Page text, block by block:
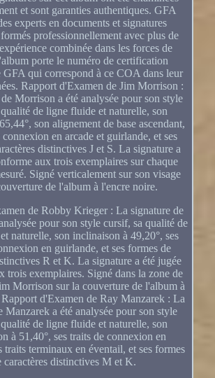
et sont garanties authentiques. GFA
experts en documents et signatures
professionnellement avec plus de
combinée dans les forces de
porte le numéro de certification
GFA qui correspond à ce COA dans leur
Rapport d'Examen de Jim Morrison :
Morrison a été analysée pour son style
de ligne fluide et naturelle, son
son alignement de base ascendant,
connexion en arcade et guirlande, et ses
distinctives J et S. La signature a
aux trois exemplaires sur chaque
Signé verticalement sur son visage
de l'album à l'encre noire.
de Robby Krieger : La signature de
pour son style cursif, sa qualité de
naturelle, son inclinaison à 49,20°, ses
en guirlande, et ses formes de
R et K. La signature a été jugée
trois exemplaires. Signé dans la zone de
Morrison sur la couverture de l'album à
d'Examen de Ray Manzarek : La
Manzarek a été analysée pour son style
de ligne fluide et naturelle, son
à 51,40°, ses traits de connexion en
traits terminaux en éventail, et ses formes
caractères distinctives M et K.